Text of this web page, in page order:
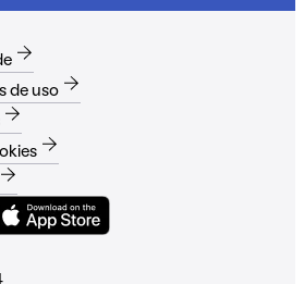
de uso